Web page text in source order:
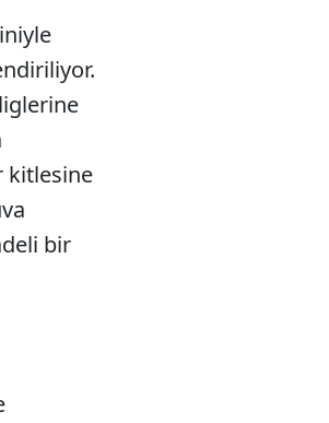
kitlesine
bir